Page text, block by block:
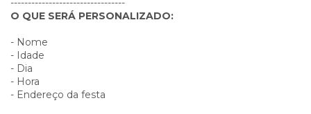
---------------------------------
O QUE SERÁ PERSONALIZADO:
- Nome
- Idade
- Dia
- Hora
- Endereço da festa